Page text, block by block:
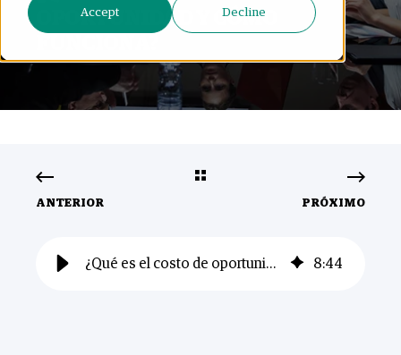
Accept Decline
OPORTUNIDAD Y CÓMO
ANTERIOR PRÓXIMO
¿Qué es el costo de oportunidad y cómo funciona? 8:44